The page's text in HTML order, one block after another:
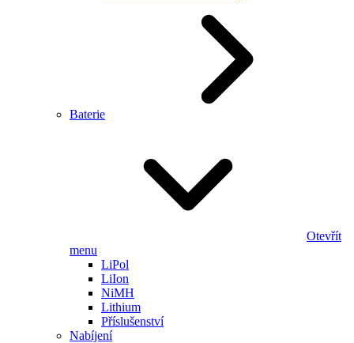
Baterie
Otevřít
menu
LiPol
LiIon
NiMH
Lithium
Příslušenství
Nabíjení